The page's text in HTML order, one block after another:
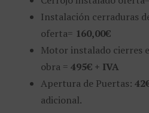
Instalación cerraduras
oferta= 160,00€
Motor instalado cierres
obra = 495€ + IVA
Apertura de Puertas:
adicional.